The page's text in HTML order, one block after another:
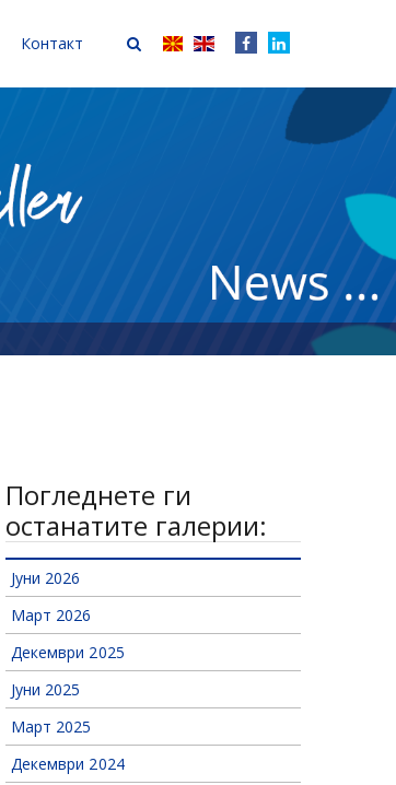
Контакт
Погледнете ги
останатите галерии:
Јуни 2026
Март 2026
Декември 2025
Јуни 2025
Март 2025
Декември 2024